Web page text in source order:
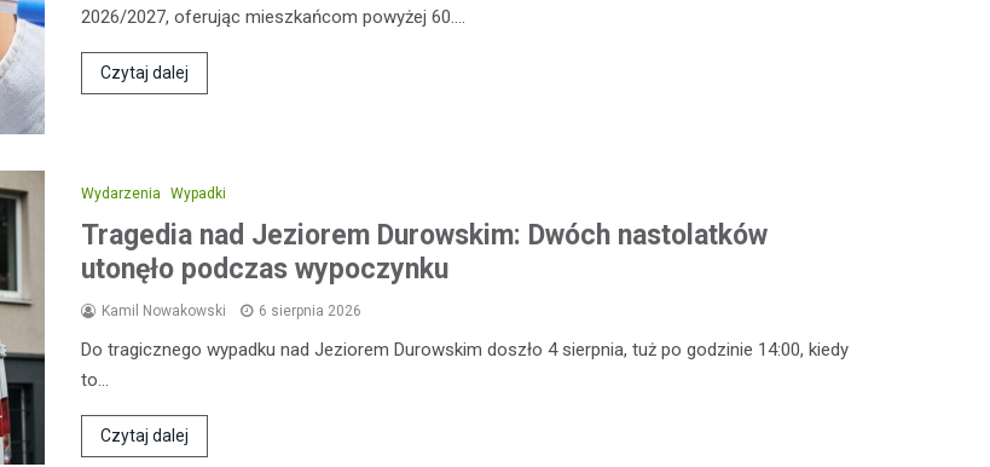
2026/2027, oferując mieszkańcom powyżej 60.…
Czytaj dalej
Wydarzenia Wypadki
Tragedia nad Jeziorem Durowskim: Dwóch nastolatków
utonęło podczas wypoczynku
Kamil Nowakowski 6 sierpnia 2026
Do tragicznego wypadku nad Jeziorem Durowskim doszło 4 sierpnia, tuż po godzinie 14:00, kiedy
to…
Czytaj dalej